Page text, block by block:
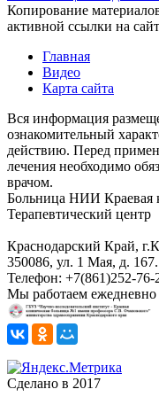
Копирование
активной ссылки на
Главная
Видео
Карта сайта
Вся информация
ознакомительный
действию. Перед
лечения необходимо
врачом.
Больница НИИ Краевая
Терапевтический центр
Краснодарский Край,
350086, ул. 1 Мая, д. 167.
Телефон: +7(861)252-76-
Мы работаем ежедневно
Сделано в 2017